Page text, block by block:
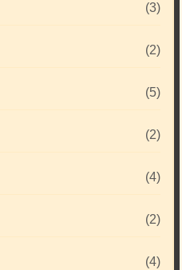
(3)
(2)
(5)
(2)
(4)
(2)
(4)